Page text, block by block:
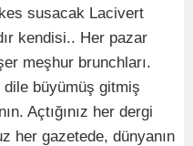
susacak Lacivert
kendisi.. Her pazar
meşhur brunchları.
dile büyümüş gitmiş
Açtığınız her dergi
her gazetede, dünyanın